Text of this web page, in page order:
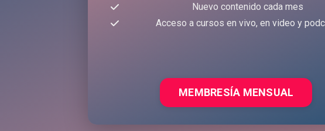
Nuevo contenido cada mes
Acceso a cursos en vivo, en video y
MEMBRESÍA MENSUAL